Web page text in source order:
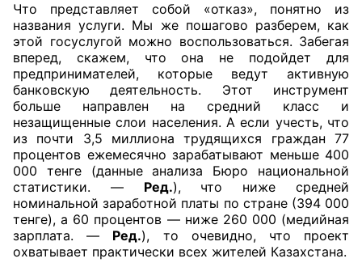
Что представляет собой «отказ», понятно из
названия услуги. Мы же пошагово разберем, как
этой госуслугой можно воспользоваться. Забегая
вперед, скажем, что она не подойдет для
предпринимателей, которые ведут активную
банковскую деятельность. Этот инструмент
больше направлен на средний класс и
незащищенные слои населения. А если учесть, что
из почти 3,5 миллиона трудящихся граждан 77
процентов ежемесячно зарабатывают меньше 400
000 тенге (данные анализа Бюро национальной
статистики. — Ред.), что ниже средней
номинальной заработной платы по стране (394 000
тенге), а 60 процентов — ниже 260 000 (медийная
зарплата. — Ред.), то очевидно, что проект
охватывает практически всех жителей Казахстана.